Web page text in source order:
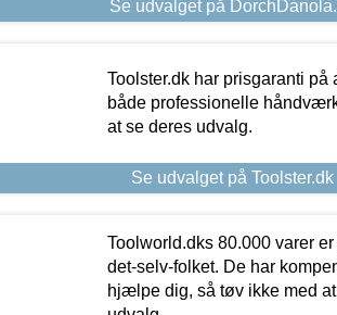
Se udvalget på
Toolster.dk har prisgaranti
både professionelle
at se deres udvalg.
Se udvalget på Toolster.dk
Toolworld.dks 80.000 varer
det-selv-folket. De har
hjælpe dig, så tøv ikke med